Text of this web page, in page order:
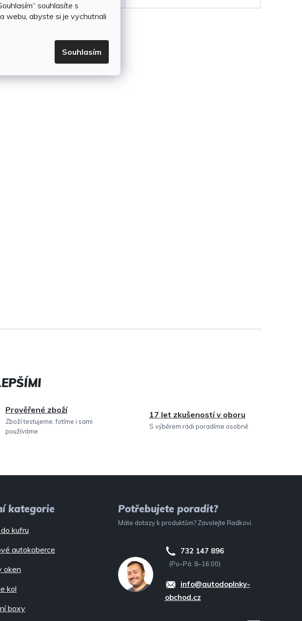
souhlasíte s
webu, abyste si je vychutnali
Souhlasím
á
p
k
Prověřené zboží
Zboží testujeme, fotíme i sami
používáme
17 let zkušeností v oboru
S výběrem rádi poradíme osobně
kategorie
kufru
autokoberce
oken
kol
boxy
Potřebujete poradit?
Máte dotazy k produktům? Zavolejte Radkovi.
732 147 896
(Po–Pá: 8–16:00)
info@autodoplnky-
obchod.cz